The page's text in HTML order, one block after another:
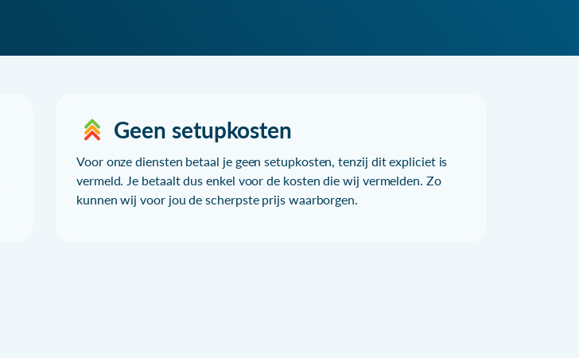
Geen setupkosten
Voor onze diensten betaal je geen setupkosten, tenzij dit expliciet is
vermeld. Je betaalt dus enkel voor de kosten die wij vermelden. Zo
kunnen wij voor jou de scherpste prijs waarborgen.